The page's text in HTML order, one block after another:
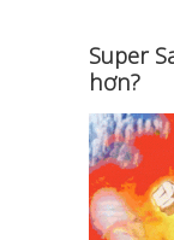
Super
hơn?